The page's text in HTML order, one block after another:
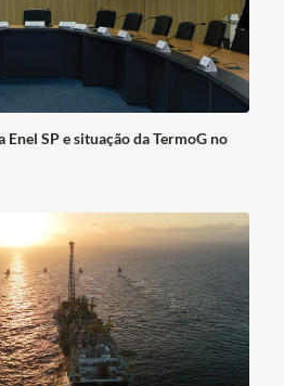
Enel SP e situação da TermoG no